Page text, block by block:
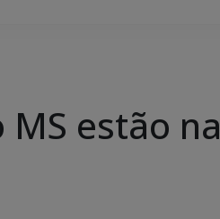
estão na